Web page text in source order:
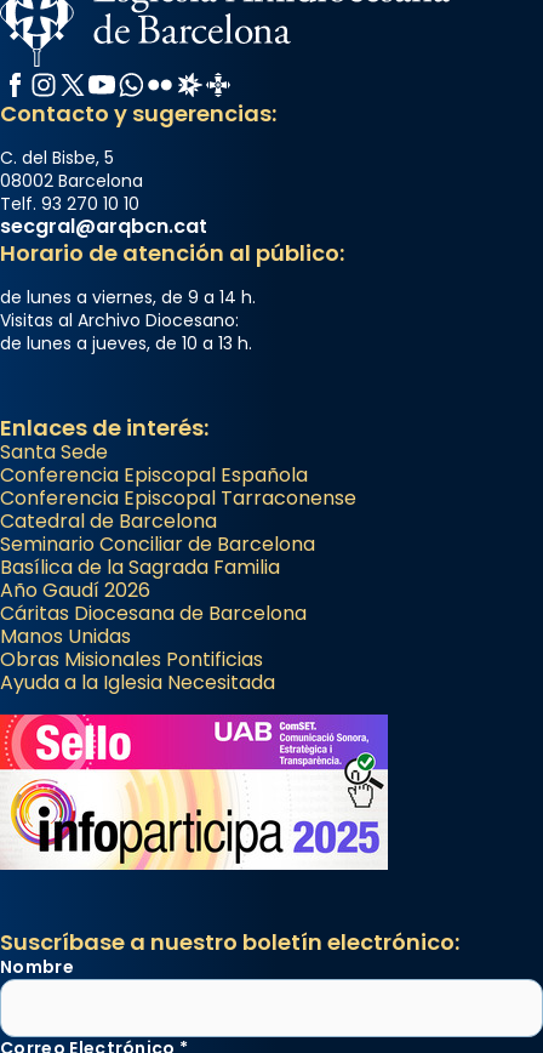
Facebook
Instagram
X / Twitter
YouTube
WhatsApp
FlickrRadio Estel
Catalunya Cristiana
Contacto y sugerencias:
C. del Bisbe, 5
08002 Barcelona
Telf. 93 270 10 10
secgral@arqbcn.cat
Horario de atención al público:
de lunes a viernes, de 9 a 14 h.
Visitas al Archivo Diocesano:
de lunes a jueves, de 10 a 13 h.
Enlaces de interés:
Santa Sede
Conferencia Episcopal Española
Conferencia Episcopal Tarraconense
Catedral de Barcelona
Seminario Conciliar de Barcelona
Basílica de la Sagrada Familia
Año Gaudí 2026
Cáritas Diocesana de Barcelona
Manos Unidas
Obras Misionales Pontificias
Ayuda a la Iglesia Necesitada
Suscríbase a nuestro boletín electrónico:
Nombre
Correo Electrónico *